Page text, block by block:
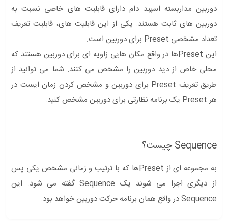
دوربین مداربسته اسپید دام دارای قابلیت های خاصی نسبت به
دوربین های ثابت هستند. یکی از این قابلیت های، قابلیت تعریف
تعداد مشخصی Preset برای دوربین است.
این Presetها در واقع مکان هایی زاویه ای برای دوربین هستند که
محلی خاص از دید دوربین را مشخص می کنند. شما می توانید از
طریق تعریف Preset برای دوربین و مشخص کردن زمان ایست در
هر Preset یک برنامه نظارتی برای دوربین مشخص کنید.
Sequence چیست؟
به مجموعه ای از Presetها که با ترتیب و زمانی مشخص یکی پس
از دیگری اجرا می شوند یک Sequence گفته می شود. این
Sequence در واقع همان برنامه حرکت دوربین خواهد بود.